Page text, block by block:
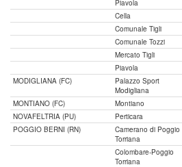
Piavola
Cella
Comunale Tigli
Comunale Tozzi
Mercato Tigli
Piavola
MODIGLIANA (FC)
Palazzo Sport
Modigliana
MONTIANO (FC) Montiano
NOVAFELTRIA (PU)
Perticara
POGGIO BERNI (RN)
Camerano di Poggio
Torriana
Colombare-Poggio
Torriana